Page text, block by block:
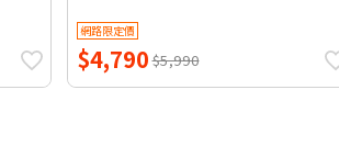
網路限定價
$4,790$5,990